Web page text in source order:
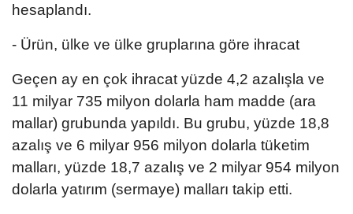
hesaplandı.
- Ürün, ülke ve ülke gruplarına göre ihracat
Geçen ay en çok ihracat yüzde 4,2 azalışla ve
11 milyar 735 milyon dolarla ham madde (ara
mallar) grubunda yapıldı. Bu grubu, yüzde 18,8
azalış ve 6 milyar 956 milyon dolarla tüketim
malları, yüzde 18,7 azalış ve 2 milyar 954 milyon
dolarla yatırım (sermaye) malları takip etti.